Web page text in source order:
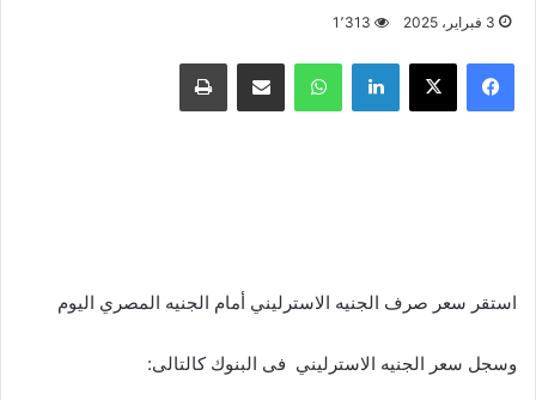
3 فبراير، 2025 1٬313
فيسبوك X لينكدإن واتساب مشاركة عبر البريد طباعة
استقر سعر صرف الجنيه الاسترليني أمام الجنيه المصري اليوم
وسجل سعر الجنيه الاسترليني فى البنوك كالتالى: